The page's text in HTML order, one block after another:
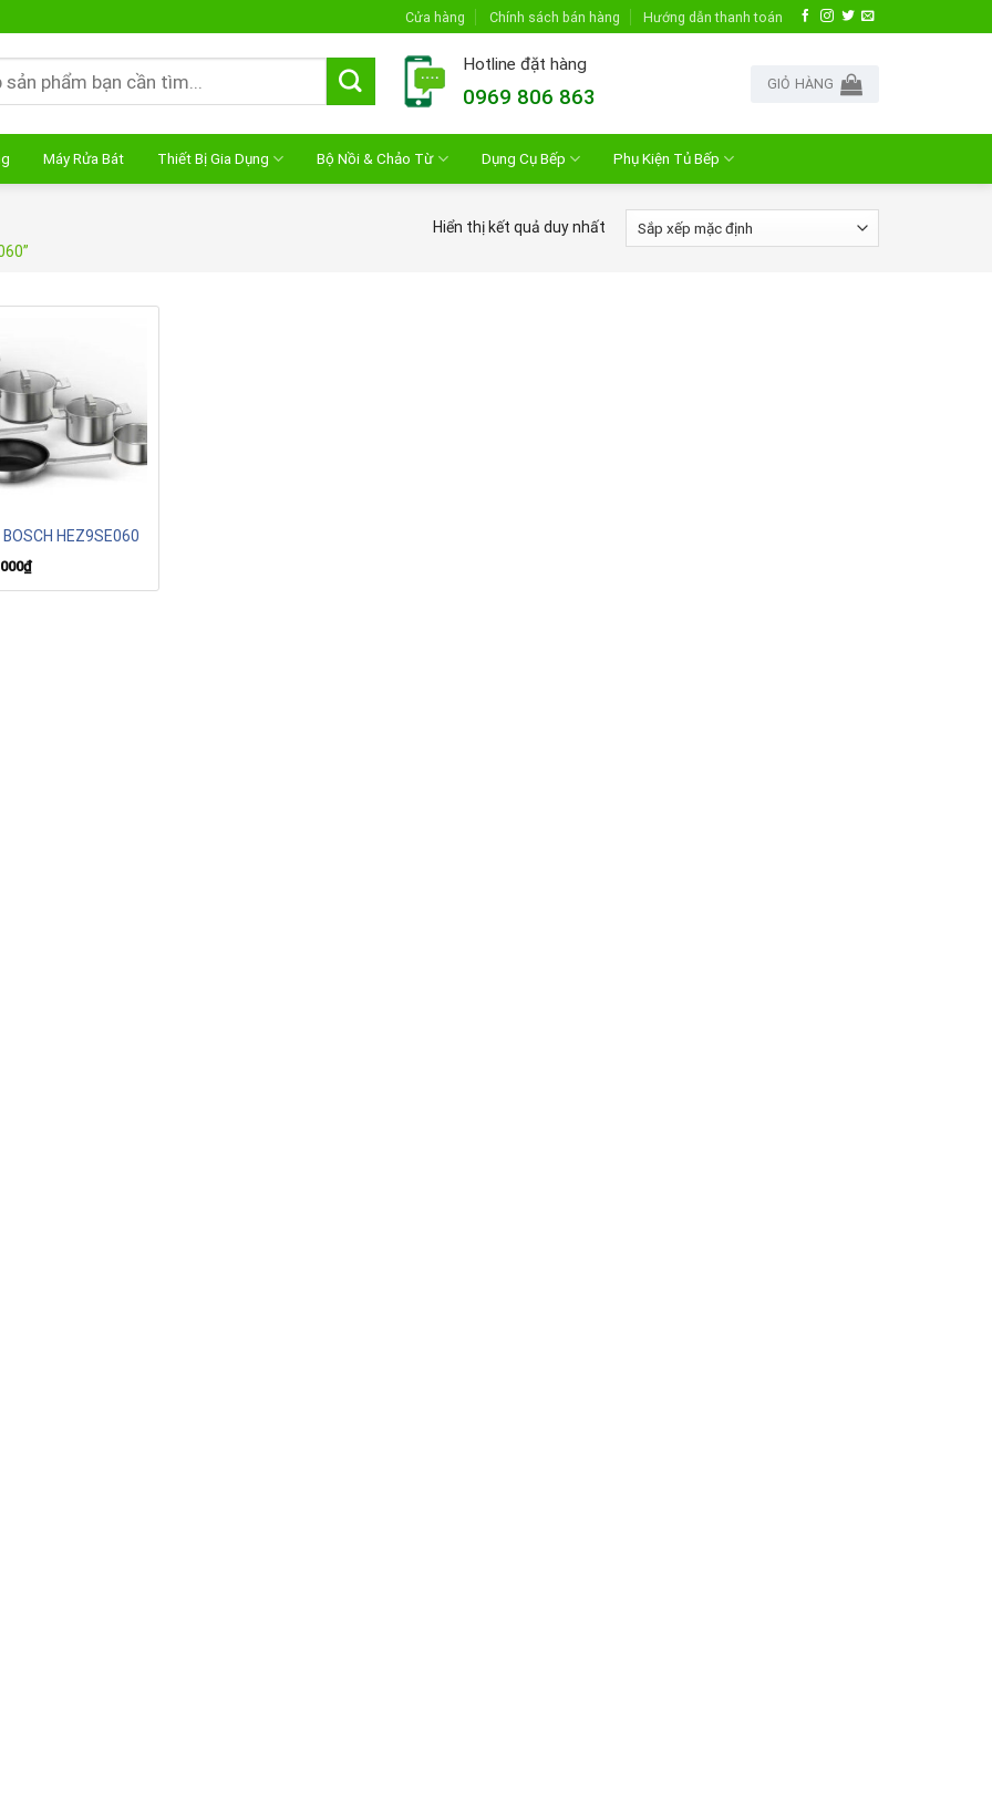
Cửa hàng Chính sách bán hàng Hướng dẫn thanh toán
Hotline đặt hàng
0969 806 863
GIỎ HÀNG
Máy Rửa Bát Thiết Bị Gia Dụng Bộ Nồi & Chảo Từ Dụng Cụ Bếp Phụ Kiện Tủ Bếp
Hiển thị kết quả duy nhất
BOSCH HEZ9SE060
₫